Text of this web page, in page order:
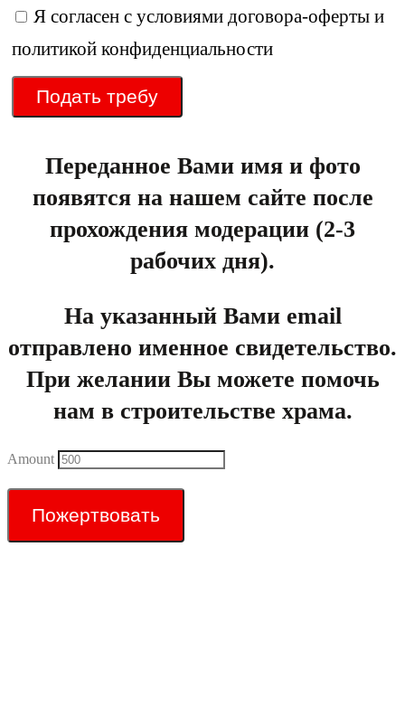
Я согласен с условиями договора-оферты и
политикой конфиденциальности
Подать требу
Переданное Вами имя и фото
появятся на нашем сайте после
прохождения модерации (2-3
рабочих дня).
На указанный Вами email
отправлено именное свидетельство.
При желании Вы можете помочь
нам в строительстве храма.
Amount
Пожертвовать